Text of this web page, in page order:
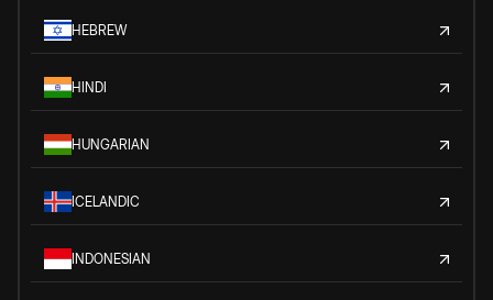
HEBREW
HINDI
HUNGARIAN
ICELANDIC
INDONESIAN